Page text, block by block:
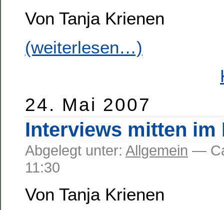
Von Tanja Krienen
(weiterlesen…)
24. Mai 2007
Interviews mitten im
Abgelegt unter: Allgemein —
11:30
Von Tanja Krienen